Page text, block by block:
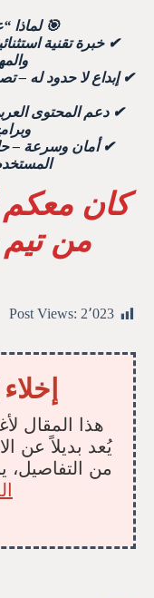
🎯 لماذا
✔ خبرة تقنية
✔ إبداع لا حدود له –
✔ دعم المحتوى
✔ أمان وسرعة –
كان
من
Post Views: 2٬023
هذا المقال
يُعد بديلاً عن
من التفاصيل،